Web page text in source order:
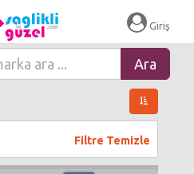
Giriş
Filtre Temizle